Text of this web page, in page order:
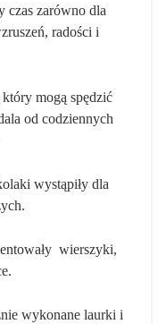
czas zarówno dla
radości i
mogą spędzić
od codziennych
wystąpiły dla
wierszyki,
wykonane laurki i